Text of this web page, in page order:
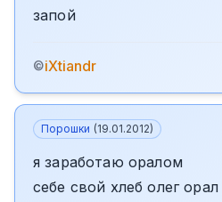
запой
©iXtiandr
Порошки (19.01.2012)
я заработаю оралом
себе свой хлеб олег орал